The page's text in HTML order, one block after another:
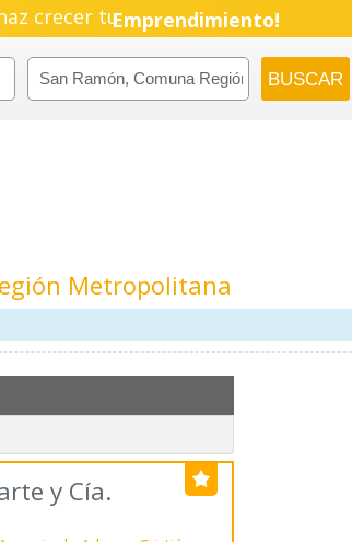
crecer tuEmprendimiento!
Metropolitana
y Cía.